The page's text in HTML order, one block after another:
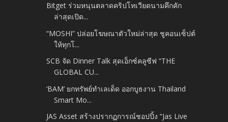
Bitget ร่วมหนุนตลาดคริปโทเวียดนามคึกคัก
ล่าสุดเปิด...
“MOSHI” ปล่อยโฆษณาตัวใหม่ล่าสุด ชูคอนเซ็ปต์
ให้ทุกโ...
SCB จัด Dinner Talk สุดเอ็กซ์คลูซีฟ “THE
GLOBAL CU...
‘BAM’ ยกทรัพย์ทำเลเด็ด ออกบูธงาน Thailand
Smart Mo...
JAS Asset สร้างปรากฏการณ์ชอปปิ้ง “Jas Live